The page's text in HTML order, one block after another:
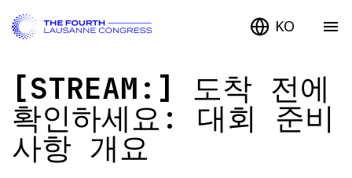
KO
[STREAM:] 도착 전에
확인하세요: 대회 준비
사항 개요